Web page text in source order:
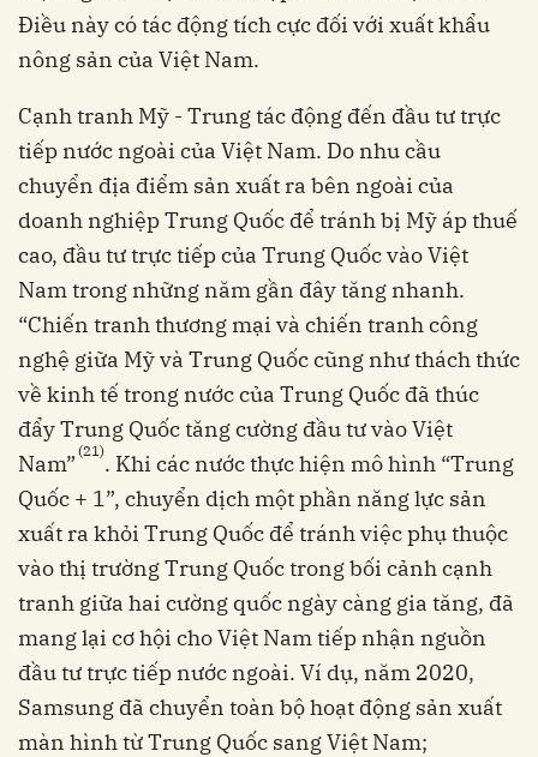
Điều này có tác động tích cực đối với xuất khẩu
nông sản của Việt Nam.
Cạnh tranh Mỹ - Trung tác động đến đầu tư trực
tiếp nước ngoài của Việt Nam. Do nhu cầu
chuyển địa điểm sản xuất ra bên ngoài của
doanh nghiệp Trung Quốc để tránh bị Mỹ áp thuế
cao, đầu tư trực tiếp của Trung Quốc vào Việt
Nam trong những năm gần đây tăng nhanh.
“Chiến tranh thương mại và chiến tranh công
nghệ giữa Mỹ và Trung Quốc cũng như thách thức
về kinh tế trong nước của Trung Quốc đã thúc
đẩy Trung Quốc tăng cường đầu tư vào Việt
Nam” (21). Khi các nước thực hiện mô hình “Trung
Quốc + 1”, chuyển dịch một phần năng lực sản
xuất ra khỏi Trung Quốc để tránh việc phụ thuộc
vào thị trường Trung Quốc trong bối cảnh cạnh
tranh giữa hai cường quốc ngày càng gia tăng, đã
mang lại cơ hội cho Việt Nam tiếp nhận nguồn
đầu tư trực tiếp nước ngoài. Ví dụ, năm 2020,
Samsung đã chuyển toàn bộ hoạt động sản xuất
màn hình từ Trung Quốc sang Việt Nam;